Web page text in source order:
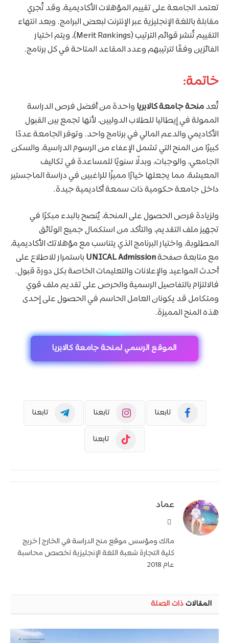
تعتمد الجامعة على تقييم المؤهلات الأكاديمية، وقد تُجري
مقابلة باللغة الإنجليزية عبر الإنترنت لبعض البرامج. وبعد انتهاء
التقييم تُنشر قوائم الترتيب (Merit Rankings)، ويتم اختيار
الفائزين وفقًا لترتيبهم وعدد المقاعد المتاحة في كل برنامج.
خاتمة:
تُعدمنحة جامعة كالابريا واحدة من أفضل فرص الدراسة
الممولة في إيطاليا للطلاب الدوليين، لأنها تجمع بين القبول
الأكاديمي والدعم المالي في برنامج واحد. وتوفر الجامعة عددًا
كبيرًا من المنح التي تشمل الإعفاء من الرسوم الدراسية، والسكن
الجامعي، والوجبات، وبدلًا سنويًا للمساعدة في تكاليف
المعيشة، مما يجعلها خيارًا مميزًا للراغبين في دراسة الماجستير
داخل جامعة حكومية ذات سمعة أكاديمية جيدة.
ولزيادة فرص الحصول على المنحة، يُنصح بالبدء مبكرًا في
تجهيز ملف التقديم، والتأكد من استكمال جميع الوثائق
المطلوبة، واختيار البرنامج الذي يتناسب مع مؤهلاتك الأكاديمية،
مع متابعة صفحةUNICAL Admission باستمرار للاطلاع على
أحدث المواعيد والإعلانات والتعليمات الخاصة بكل دورة قبول.
فالالتزام بالتفاصيل الرسمية والحرص على تقديم ملف قوي
ومتكامل قد يكونان العامل الحاسم في الحصول على إحدى
هذه المنح المميزة.
الموقع الرسمي لمنحة جامعة كالابريا
تابعنا تابعنا تابعنا
تابعنا
عماد
مالك ومؤسس موقع منح الدراسة في الخارج | خريج
كلية التجارة شعبة اللغة الإنجليزية تخصص محاسبة
عام 2018
المقالاتذات الصلة